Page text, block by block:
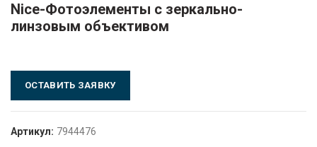
Nice-Фотоэлементы с зеркально-
линзовым объективом
ОСТАВИТЬ ЗАЯВКУ
Артикул: 7944476